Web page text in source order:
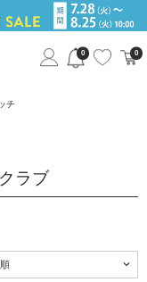
0 0
チ
ラブ